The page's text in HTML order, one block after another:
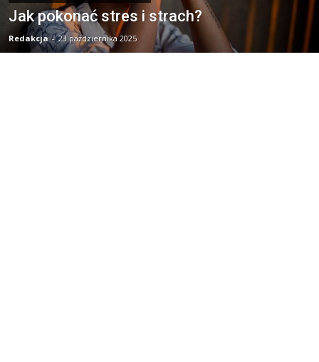
Jak pokonać stres i strach?
Redakcja - 23 października 2025